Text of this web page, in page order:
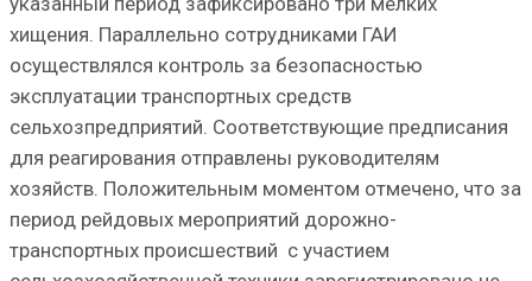
хищения. Параллельно сотрудниками ГАИ
осуществлялся контроль за безопасностью
эксплуатации транспортных средств
сельхозпредприятий. Соответствующие предписания
для реагирования отправлены руководителям
хозяйств. Положительным моментом отмечено, что за
период рейдовых мероприятий дорожно-
транспортных происшествий с участием